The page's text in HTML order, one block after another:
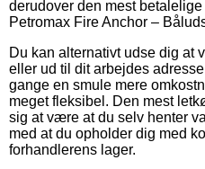
derudover den mest
Petromax Fire Anchor –
Du kan alternativt udse dig at
eller ud til dit arbejdes
gange en smule mere
meget fleksibel. Den mest
sig at være at du selv henter
med at du opholder dig med
forhandlerens lager.